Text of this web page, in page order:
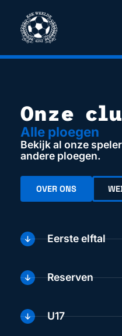
Onze
Alle ploegen
Bekijk al onze
andere ploegen.
OVER ONS
Eerste elftal
Reserven
U17